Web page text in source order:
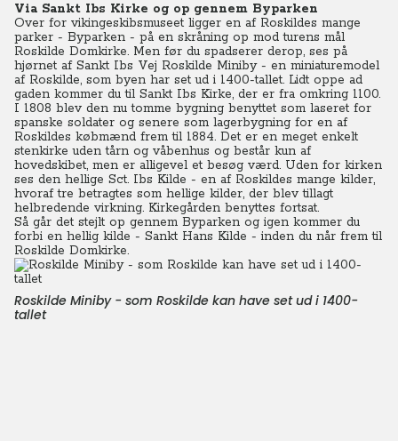
Via Sankt Ibs Kirke og op gennem Byparken
Over for vikingeskibsmuseet ligger en af Roskildes mange
parker - Byparken - på en skråning op mod turens mål
Roskilde Domkirke. Men før du spadserer derop, ses på
hjørnet af Sankt Ibs Vej Roskilde Miniby - en miniaturemodel
af Roskilde, som byen har set ud i 1400-tallet. Lidt oppe ad
gaden kommer du til Sankt Ibs Kirke, der er fra omkring 1100.
I 1808 blev den nu tomme bygning benyttet som laseret for
spanske soldater og senere som lagerbygning for en af
Roskildes købmænd frem til 1884. Det er en meget enkelt
stenkirke uden tårn og våbenhus og består kun af
hovedskibet, men er alligevel et besøg værd. Uden for kirken
ses den hellige Sct. Ibs Kilde - en af Roskildes mange kilder,
hvoraf tre betragtes som hellige kilder, der blev tillagt
helbredende virkning. Kirkegården benyttes fortsat.
Så går det stejlt op gennem Byparken og igen kommer du
forbi en hellig kilde - Sankt Hans Kilde - inden du når frem til
Roskilde Domkirke.
Roskilde Miniby - som Roskilde kan have set ud i 1400-
tallet